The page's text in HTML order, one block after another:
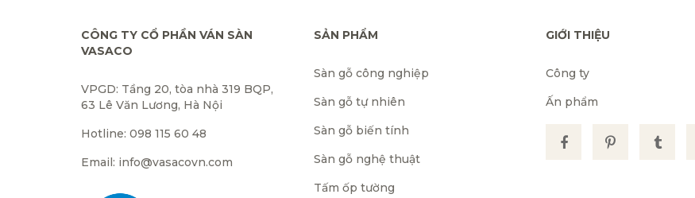
CÔNG TY CỔ PHẦN VÁN SÀN
VASACO
VPGD: Tầng 20, tòa nhà 319 BQP,
63 Lê Văn Lương, Hà Nội
Hotline: 098 115 60 48
Email: info@vasacovn.com
SẢN PHẨM
Sàn gỗ công nghiệp
Sàn gỗ tự nhiên
Sàn gỗ biến tính
Sàn gỗ nghệ thuật
Tấm ốp tường
GIỚI THIỆU
Công ty
Ấn phẩm